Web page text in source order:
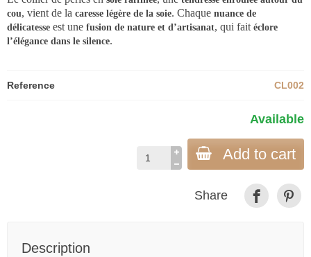
cou, vient de la caresse légère de la soie. Chaque nuance de
délicatesse est une fusion de nature et d’artisanat, qui fait éclore
l’élégance dans le silence.
Reference CL002
Available
Add to cart
Share
Description